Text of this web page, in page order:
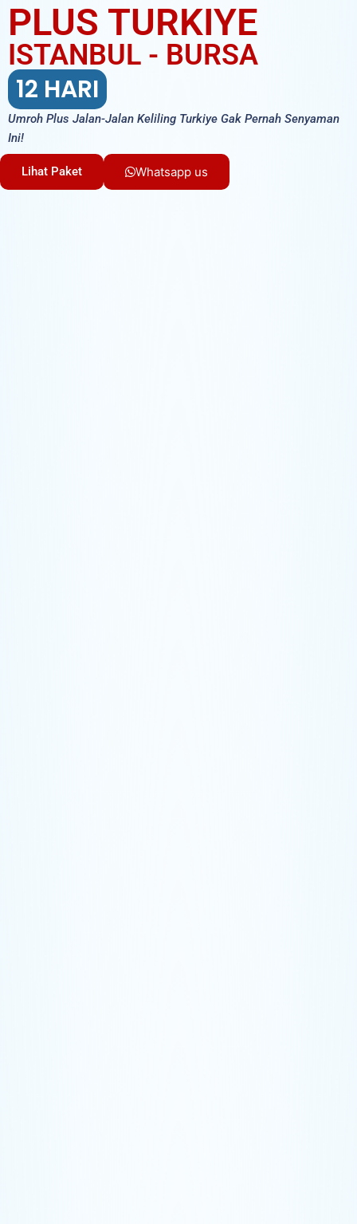
PLUS TURKIYE
ISTANBUL - BURSA
12 HARI
Umroh Plus Jalan-Jalan Keliling Turkiye Gak Pernah Senyaman
Ini!
Lihat Paket Whatsapp us